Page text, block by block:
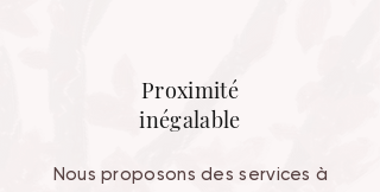
Proximité
inégalable
Nous proposons des services à